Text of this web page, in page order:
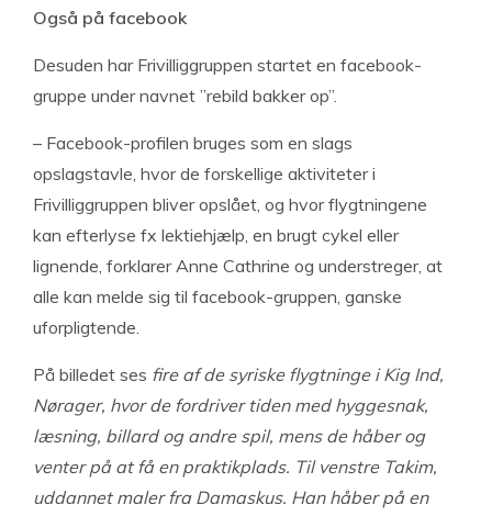
Også på facebook
Desuden har Frivilliggruppen startet en facebook-
gruppe under navnet ”rebild bakker op”.
– Facebook-profilen bruges som en slags
opslagstavle, hvor de forskellige aktiviteter i
Frivilliggruppen bliver opslået, og hvor flygtningene
kan efterlyse fx lektiehjælp, en brugt cykel eller
lignende, forklarer Anne Cathrine og understreger, at
alle kan melde sig til facebook-gruppen, ganske
uforpligtende.
På billedet ses fire af de syriske flygtninge i Kig Ind,
Nørager, hvor de fordriver tiden med hyggesnak,
læsning, billard og andre spil, mens de håber og
venter på at få en praktikplads. Til venstre Takim,
uddannet maler fra Damaskus. Han håber på en